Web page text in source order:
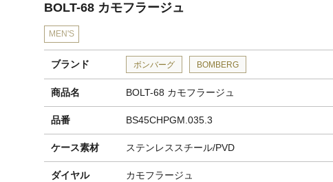
BOLT-68 カモフラージュ
MEN'S
ブランド ボンバーグ BOMBERG
商品名 BOLT-68 カモフラージュ
品番 BS45CHPGM.035.3
ケース素材 ステンレススチール/PVD
ダイヤル カモフラージュ